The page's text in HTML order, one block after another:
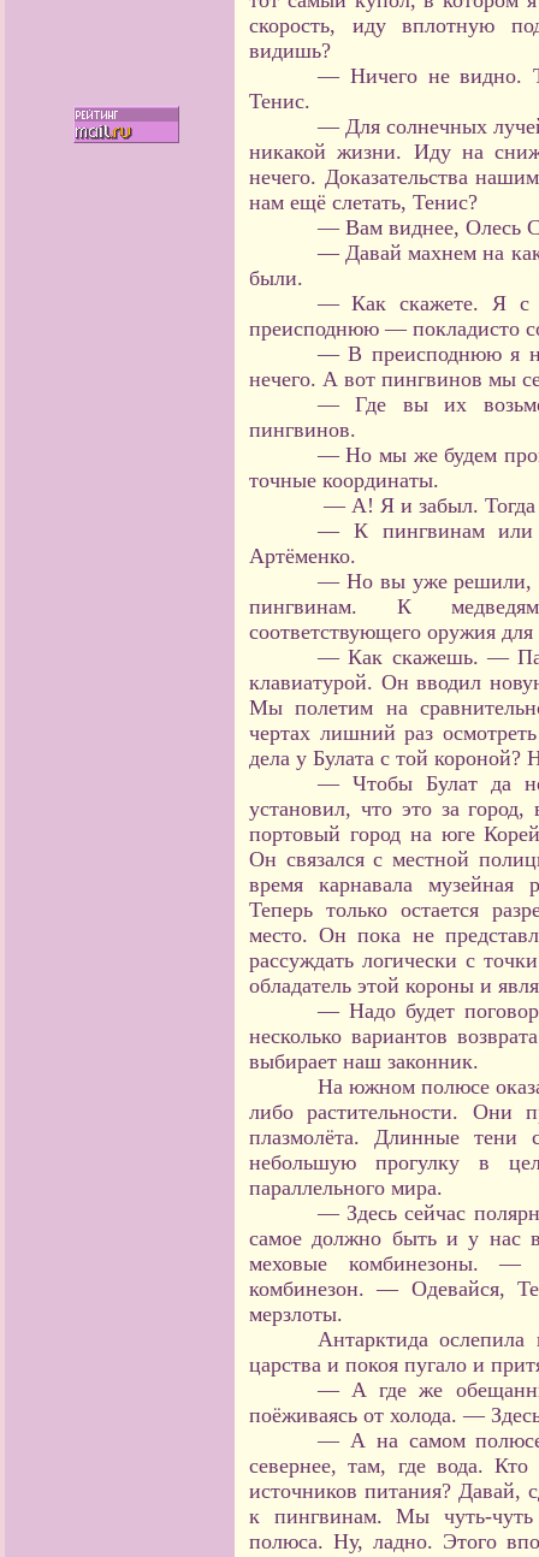
скорость, иду вплотную
видишь?
— Ничего не видно.
Тенис.
— Для солнечных
никакой жизни. Иду на
нечего. Доказательства
нам ещё слетать, Тенис?
— Вам виднее, Олесь
— Давай махнем на
были.
— Как скажете. Я с
преисподнюю — покладисто
— В преисподнюю я
нечего. А вот пингвинов мы
— Где вы их
пингвинов.
— Но мы же будем
точные координаты.
— А! Я и забыл. Тогда
— К пингвинам или
Артёменко.
— Но вы уже решили,
пингвинам. К
соответствующего оружия
— Как скажешь. —
клавиатурой. Он вводил
Мы полетим на
чертах лишний раз
дела у Булата с той короной?
— Чтобы Булат да
установил, что это за
портовый город на юге
Он связался с местной
время карнавала музейная
Теперь только остается
место. Он пока не
рассуждать логически с
обладатель этой короны и
— Надо будет
несколько вариантов
выбирает наш законник.
На южном полюсе
либо растительности. Они
плазмолёта. Длинные тени
небольшую прогулку в
параллельного мира.
— Здесь сейчас
самое должно быть и у нас
меховые комбинезоны. —
комбинезон. — Одевайся,
мерзлоты.
Антарктида ослепила
царства и покоя пугало и
— А где же
поёживаясь от холода. —
— А на самом
севернее, там, где вода.
источников питания? Давай,
к пингвинам. Мы чуть-чуть
полюса. Ну, ладно. Этого